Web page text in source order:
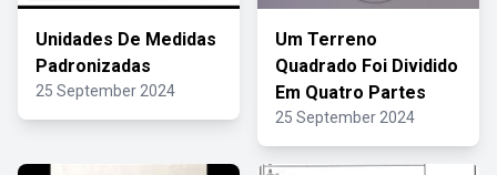
Unidades De Medidas
Padronizadas
25 September 2024
Um Terreno
Quadrado Foi Dividido
Em Quatro Partes
25 September 2024